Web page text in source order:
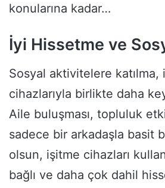
konularına kadar…
İyi Hissetme ve
Sosyal aktivitelere katılma,
cihazlarıyla birlikte daha
Aile buluşması, topluluk
sadece bir arkadaşla basit
olsun, işitme cihazları
bağlı ve daha çok dahil